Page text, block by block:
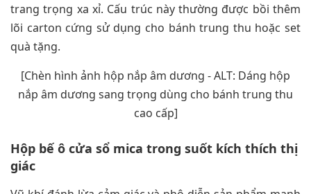
trang trọng xa xỉ. Cấu trúc này thường được bồi thêm
lõi carton cứng sử dụng cho bánh trung thu hoặc set
quà tặng.
[Chèn hình ảnh hộp nắp âm dương - ALT: Dáng hộp
nắp âm dương sang trọng dùng cho bánh trung thu
cao cấp]
Hộp bế ô cửa sổ mica trong suốt kích thích thị
giác